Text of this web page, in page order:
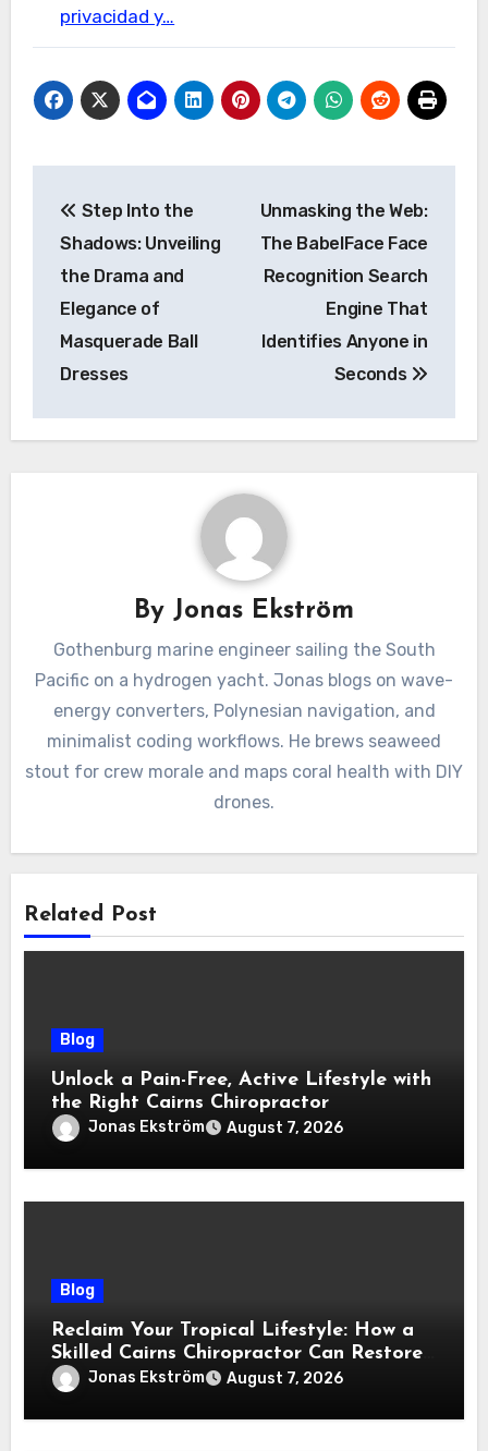
privacidad y…
navigation
Step Into the
Shadows: Unveiling
the Drama and
Elegance of
Masquerade Ball
Dresses
Unmasking the Web:
The BabelFace Face
Recognition Search
Engine That
Identifies Anyone in
Seconds
By Jonas Ekström
Gothenburg marine engineer sailing the South
Pacific on a hydrogen yacht. Jonas blogs on wave-
energy converters, Polynesian navigation, and
minimalist coding workflows. He brews seaweed
stout for crew morale and maps coral health with DIY
drones.
Related Post
Blog
Unlock a Pain-Free, Active Lifestyle with
the Right Cairns Chiropractor
Jonas Ekström August 7, 2026
Blog
Reclaim Your Tropical Lifestyle: How a
Skilled Cairns Chiropractor Can Restore
Your Natural Movement
Jonas Ekström August 7, 2026